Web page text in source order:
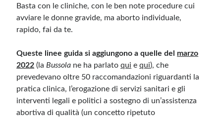
Basta con le cliniche, con le ben note procedure cui
avviare le donne gravide, ma aborto individuale,
rapido, fai da te.
Queste linee guida si aggiungono a quelle del marzo
2022 (la Bussola ne ha parlatoqui equi), che
prevedevano oltre 50 raccomandazioni riguardanti la
pratica clinica, l’erogazione di servizi sanitari e gli
interventi legali e politici a sostegno di un’assistenza
abortiva di qualità (un concetto ripetuto